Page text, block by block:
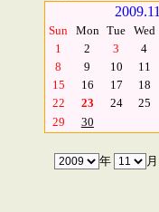
2009.11
Sun Mon Tue Wed
1
2 3 4
8
9 10 11
15
16 17 18
22
23 24 25
29
30
年 月